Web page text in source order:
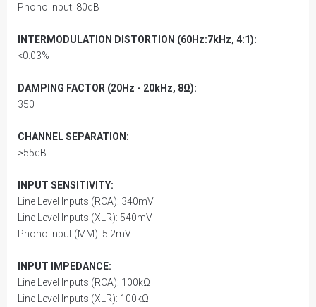
Phono Input: 80dB
INTERMODULATION DISTORTION (60Hz:7kHz, 4:1):
<0.03%
DAMPING FACTOR (20Hz - 20kHz, 8Ω):
350
CHANNEL SEPARATION:
>55dB
INPUT SENSITIVITY:
Line Level Inputs (RCA): 340mV
Line Level Inputs (XLR): 540mV
Phono Input (MM): 5.2mV
INPUT IMPEDANCE:
Line Level Inputs (RCA): 100kΩ
Line Level Inputs (XLR): 100kΩ